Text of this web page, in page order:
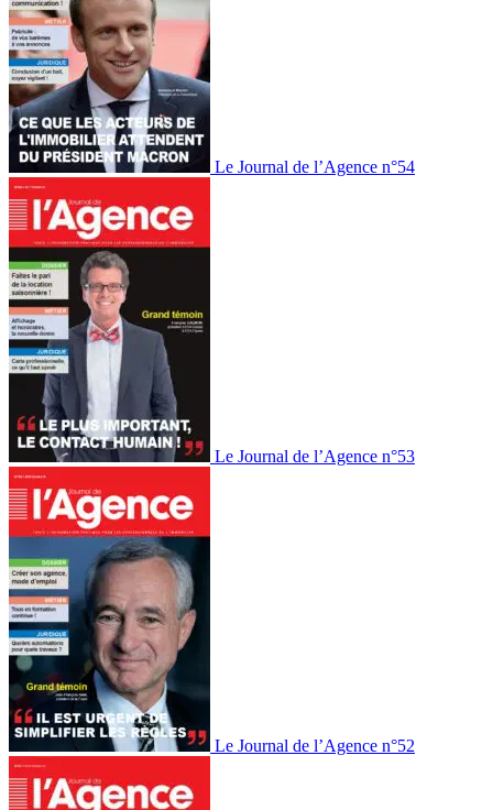
Le Journal de l’Agence n°54
Le Journal de l’Agence n°53
Le Journal de l’Agence n°52